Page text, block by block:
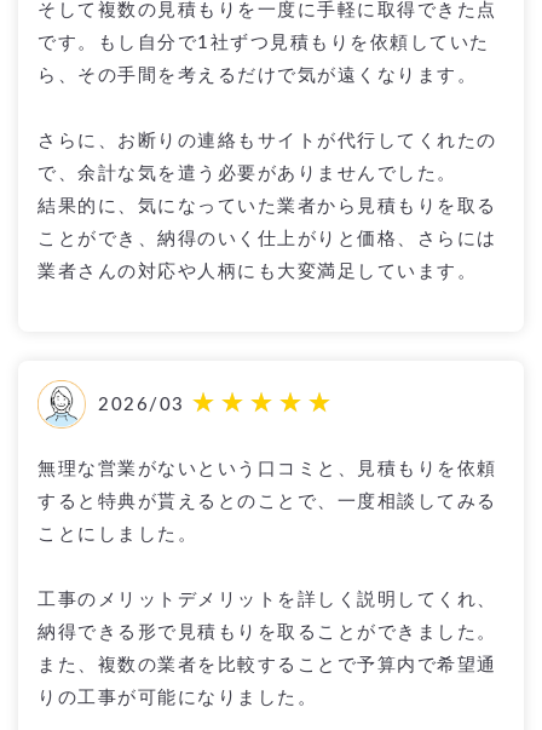
そして複数の見積もりを一度に手軽に取得できた点
です。もし自分で1社ずつ見積もりを依頼していた
ら、その手間を考えるだけで気が遠くなります。
さらに、お断りの連絡もサイトが代行してくれたの
で、余計な気を遣う必要がありませんでした。
結果的に、気になっていた業者から見積もりを取る
ことができ、納得のいく仕上がりと価格、さらには
業者さんの対応や人柄にも大変満足しています。
2026/03
無理な営業がないという口コミと、見積もりを依頼
すると特典が貰えるとのことで、一度相談してみる
ことにしました。
工事のメリットデメリットを詳しく説明してくれ、
納得できる形で見積もりを取ることができました。
また、複数の業者を比較することで予算内で希望通
りの工事が可能になりました。